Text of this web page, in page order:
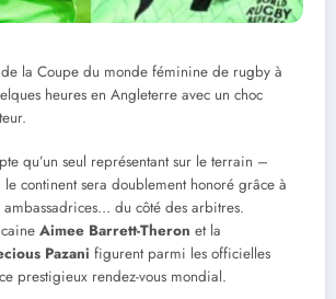
la Coupe du monde féminine de rugby à
heures en Angleterre avec un choc
qu’un seul représentant sur le terrain –
continent sera doublement honoré grâce à
du côté des arbitres.
Aimee Barrett-Theron et la
Pazani figurent parmi les officielles
prestigieux rendez-vous mondial.